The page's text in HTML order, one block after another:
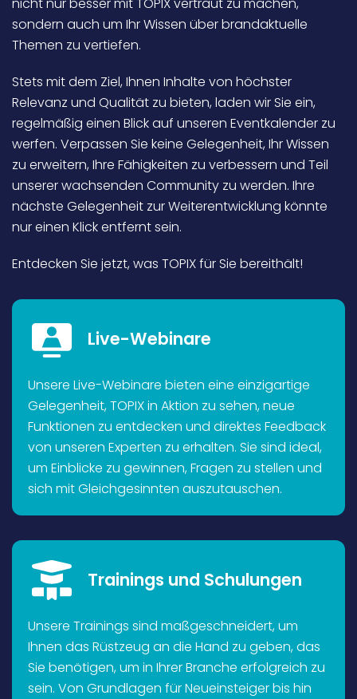
sondern auch um Ihr Wissen über brandaktuelle
Themen zu vertiefen.
Stets mit dem Ziel, Ihnen Inhalte von höchster
Relevanz und Qualität zu bieten, laden wir Sie ein,
regelmäßig einen Blick auf unseren Eventkalender zu
werfen. Verpassen Sie keine Gelegenheit, Ihr Wissen
zu erweitern, Ihre Fähigkeiten zu verbessern und Teil
unserer wachsenden Community zu werden. Ihre
nächste Gelegenheit zur Weiterentwicklung könnte
nur einen Klick entfernt sein.
Entdecken Sie jetzt, was TOPIX für Sie bereithält!
Live-Webinare
Unsere Live-Webinare bieten eine einzigartige
Gelegenheit, TOPIX in Aktion zu sehen, neue
Funktionen zu entdecken und direktes Feedback
von unseren Experten zu erhalten. Sie sind ideal,
um Einblicke zu gewinnen, Fragen zu stellen und
sich mit Gleichgesinnten auszutauschen.
Trainings und Schulungen
Unsere Trainings sind maßgeschneidert, um
Ihnen das Rüstzeug an die Hand zu geben, das
Sie benötigen, um in Ihrer Branche erfolgreich zu
sein. Von Grundlagen für Neueinsteiger bis hin
Inexio